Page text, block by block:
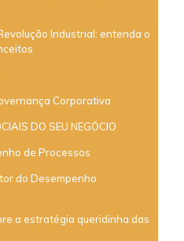
Industrial: entenda o
Corporativa
DO SEU NEGÓCIO
de Processos
do Desempenho
a estratégia queridinha das